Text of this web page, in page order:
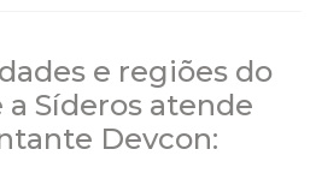
e regiões do
a Síderos atende
Devcon: